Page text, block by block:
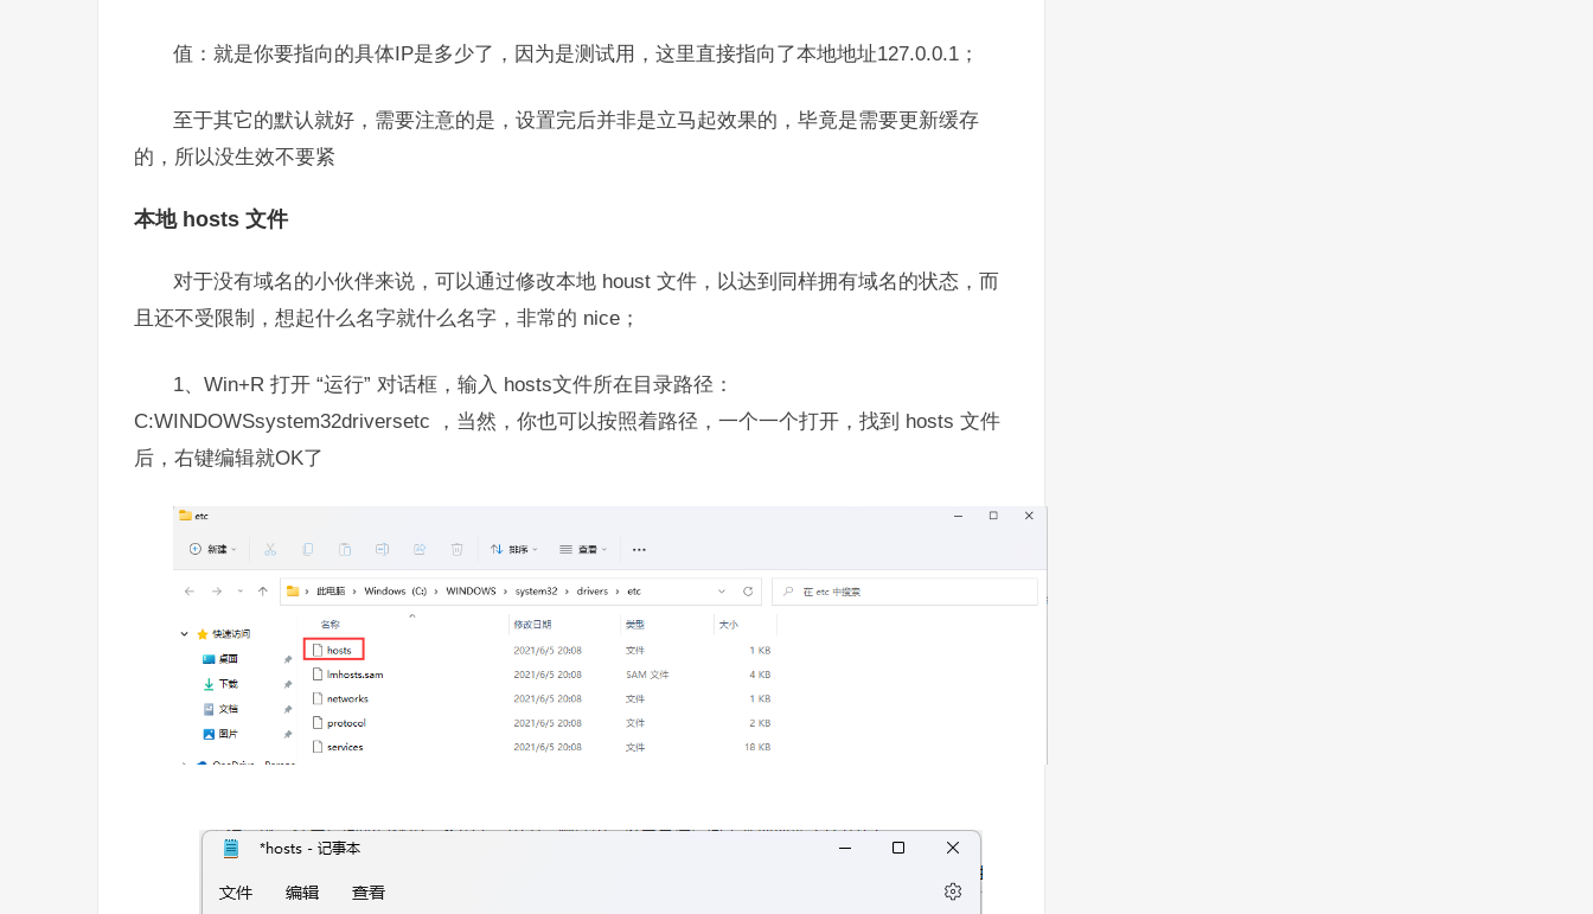
值：就是你要指向的具体IP是多少了，因为是测试用，这里直接指向了本地地址127.0.0.1；
至于其它的默认就好，需要注意的是，设置完后并非是立马起效果的，毕竟是需要更新缓存
的，所以没生效不要紧
本地 hosts 文件
对于没有域名的小伙伴来说，可以通过修改本地 houst 文件，以达到同样拥有域名的状态，而
且还不受限制，想起什么名字就什么名字，非常的 nice；
1、Win+R 打开 “运行” 对话框，输入 hosts文件所在目录路径：
C:WINDOWSsystem32driversetc ，当然，你也可以按照着路径，一个一个打开，找到 hosts 文件
后，右键编辑就OK了